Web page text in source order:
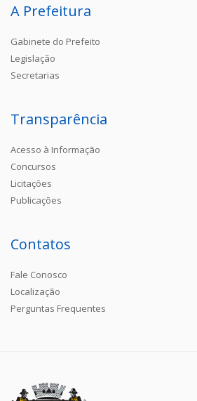
A Prefeitura
Gabinete do Prefeito
Legislação
Secretarias
Transparência
Acesso à Informação
Concursos
Licitações
Publicações
Contatos
Fale Conosco
Localização
Perguntas Frequentes